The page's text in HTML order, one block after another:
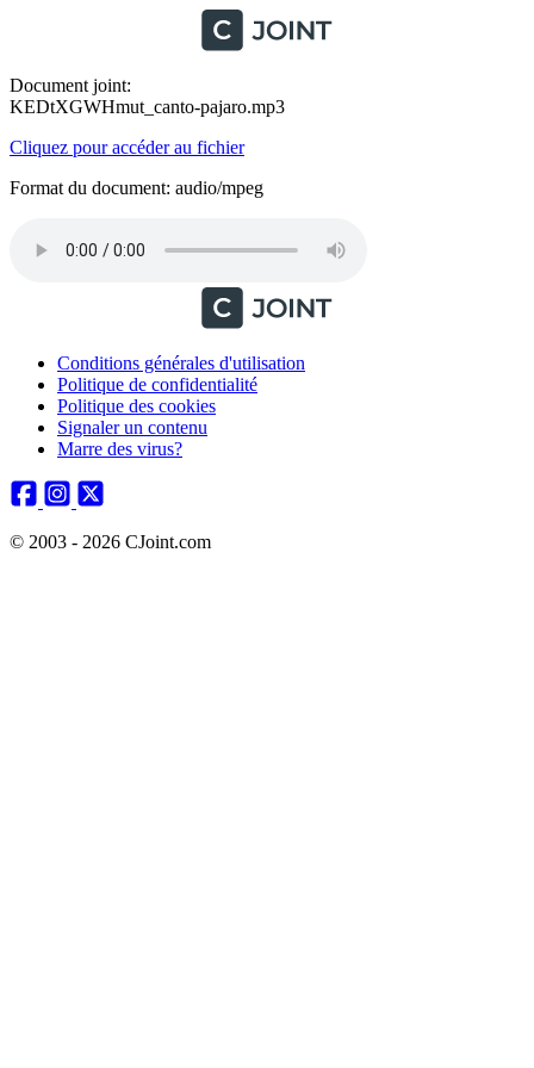
Document joint:
KEDtXGWHmut_canto-pajaro.mp3
Cliquez pour accéder au fichier
Format du document: audio/mpeg
Conditions générales d'utilisation
Politique de confidentialité
Politique des cookies
Signaler un contenu
Marre des virus?
© 2003 - 2026 CJoint.com